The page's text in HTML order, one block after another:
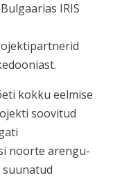
IRIS
kokku eelmise
soovitud
noorte arengu-
suunatud